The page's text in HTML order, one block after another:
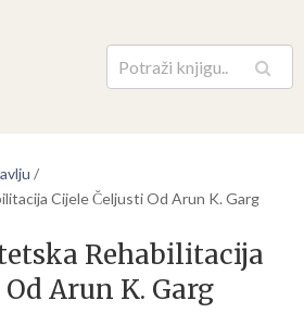
Pretraga
/
Cijele Čeljusti Od Arun K. Garg
Rehabilitacija
Arun K. Garg